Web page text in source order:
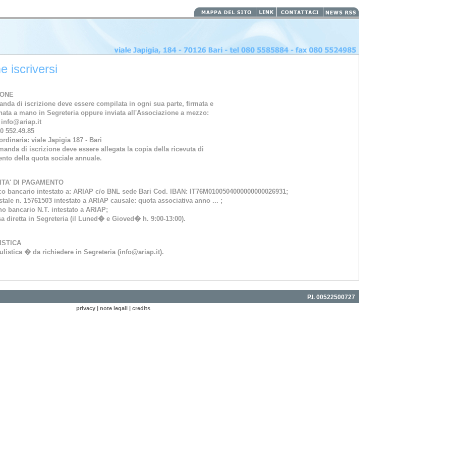
iscriversi
di iscrizione deve essere compilata in ogni sua parte, firmata e
a mano in Segreteria oppure inviata all'Associazione a mezzo:
552.49.85
viale Japigia 187 - Bari
di iscrizione deve essere allegata la copia della ricevuta di
della quota sociale annuale.
DI PAGAMENTO
bancario intestato a: ARIAP c/o BNL sede Bari Cod. IBAN: IT76M0100504000000000026931;
n. 15761503 intestato a ARIAP causale: quota associativa anno ... ;
bancario N.T. intestato a ARIAP;
diretta in Segreteria (il Luned� e Gioved� h. 9:00-13:00).
� da richiedere in Segreteria (info@ariap.it).
P.I. 00522500727
privacy| note legali| credits